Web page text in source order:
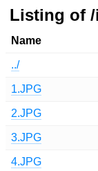
Listing of /
Name
../
1.JPG
2.JPG
3.JPG
4.JPG